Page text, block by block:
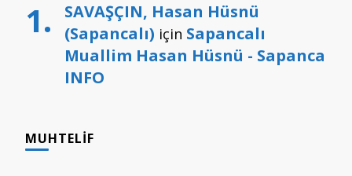
SAVAŞÇIN, Hasan Hüsnü
(Sapancalı) için Sapancalı
Muallim Hasan Hüsnü - Sapanca
INFO
MUHTELIF